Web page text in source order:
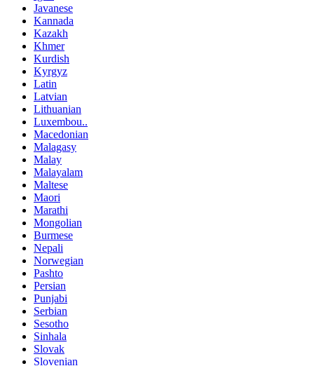
Javanese
Kannada
Kazakh
Khmer
Kurdish
Kyrgyz
Latin
Latvian
Lithuanian
Luxembou..
Macedonian
Malagasy
Malay
Malayalam
Maltese
Maori
Marathi
Mongolian
Burmese
Nepali
Norwegian
Pashto
Persian
Punjabi
Serbian
Sesotho
Sinhala
Slovak
Slovenian